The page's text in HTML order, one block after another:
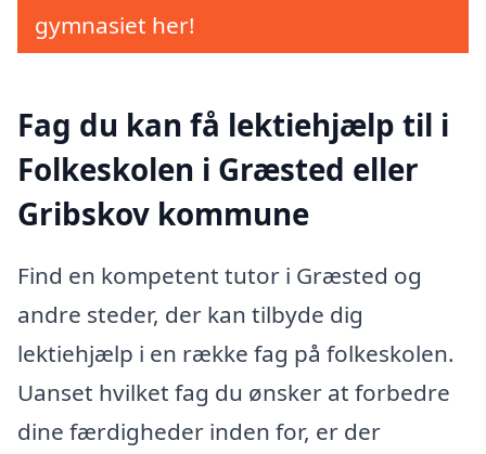
gymnasiet her!
Fag du kan få lektiehjælp til i
Folkeskolen i Græsted eller
Gribskov kommune
Find en kompetent tutor i Græsted og
andre steder, der kan tilbyde dig
lektiehjælp i en række fag på folkeskolen.
Uanset hvilket fag du ønsker at forbedre
dine færdigheder inden for, er der